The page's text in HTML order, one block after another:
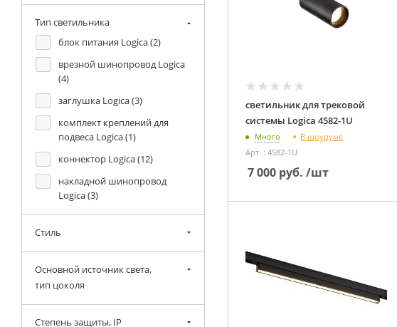
светильник для трековой
системы Logica 4582-1U
Много
В шоуруме
Арт. : 4582-1U
7 000 руб. /шт
Тип светильника
блок питания Logica (2)
врезной шинопровод Logica
(4)
заглушка Logica (3)
комплект креплений для
подвеса Logica (1)
коннектор Logica (12)
накладной шинопровод
Logica (3)
проводной коннектор Logica
(
пульт ДУ Logica (1)
светильник для трековой
системы Logica (
Стиль
Основной источник света,
тип цоколя
Степень защиты, IP